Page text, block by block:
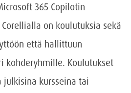
365 Copilotin
on koulutuksia sekä
että hallittuun
kohderyhmille. Koulutukset
kursseina tai